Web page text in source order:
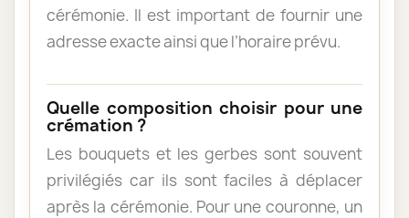
cérémonie. Il est important de fournir une
adresse exacte ainsi que l’horaire prévu.
Quelle composition choisir pour une
crémation ?
Les bouquets et les gerbes sont souvent
privilégiés car ils sont faciles à déplacer
après la cérémonie. Pour une couronne, un